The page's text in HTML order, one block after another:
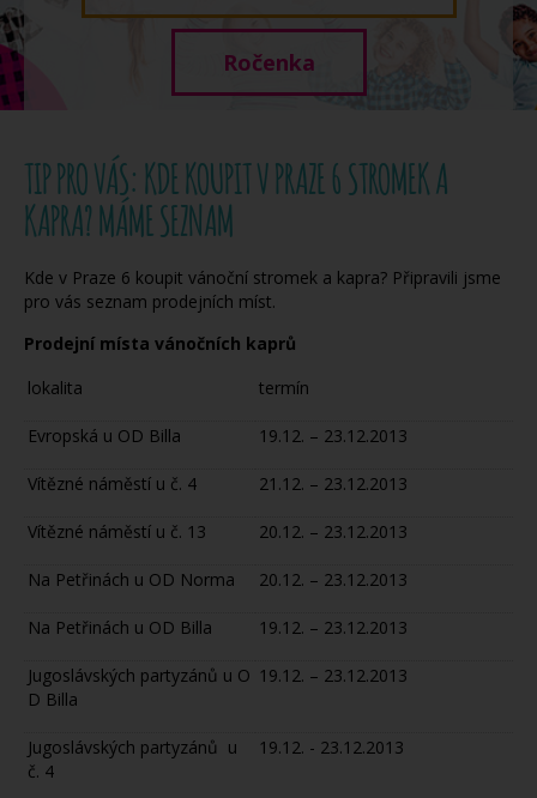
Ročenka
TIP PRO VÁS: KDE KOUPIT V PRAZE 6 STROMEK A
KAPRA? MÁME SEZNAM
Kde v Praze 6 koupit vánoční stromek a kapra? Připravili jsme
pro vás seznam prodejních míst.
Prodejní místa vánočních kaprů
lokalita
termín
Evropská u OD Billa 19.12. – 23.12.2013
Vítězné náměstí u č. 4 21.12. – 23.12.2013
Vítězné náměstí u č. 13 20.12. – 23.12.2013
Na Petřinách u OD Norma 20.12. – 23.12.2013
Na Petřinách u OD Billa 19.12. – 23.12.2013
Jugoslávských partyzánů u O
D Billa
19.12. – 23.12.2013
Jugoslávských partyzánů u
č. 4
19.12. - 23.12.2013